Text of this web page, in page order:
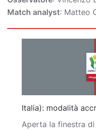
Match analyst: Matteo
Italia): modalità
Aperta la finestra